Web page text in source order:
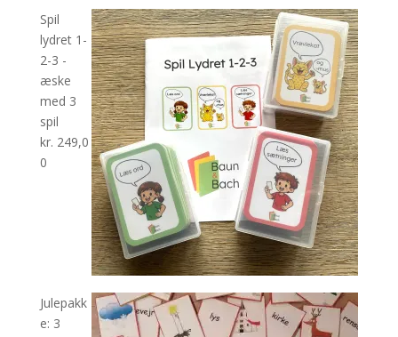
Spil
lydret 1-
2-3 -
æske
med 3
spil
kr. 249,0
0
Julepakk
e: 3